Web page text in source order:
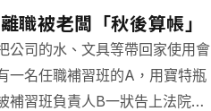
職被老闆「秋後算帳」
公司的水、文具等帶回家使用會
一名任職補習班的A，用寶特瓶
補習班負責人B一狀告上法院，